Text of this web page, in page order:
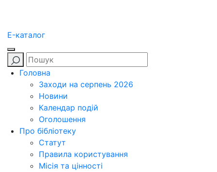
E-каталог
Головна
Заходи на серпень 2026
Новини
Календар подій
Оголошення
Про бібліотеку
Статут
Правила користування
Місія та цінності